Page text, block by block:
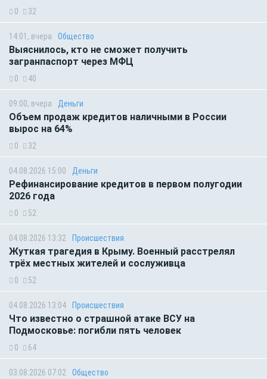
0 32
14:01, вчера Общество
Выяснилось, кто не сможет получить
загранпаспорт через МФЦ
0 40
09:00, вчера Деньги
Объем продаж кредитов наличными в России
вырос на 64%
0 32
04.08.2026 15:00 Деньги
Рефинансирование кредитов в первом полугодии
2026 года
0 52
04.08.2026 13:32 Происшествия
Жуткая трагедия в Крыму. Военный расстрелял
трёх местных жителей и сослуживца
0 52
04.08.2026 13:04 Происшествия
Что известно о страшной атаке ВСУ на
Подмосковье: погибли пять человек
0 64
03.08.2026 07:02 Общество